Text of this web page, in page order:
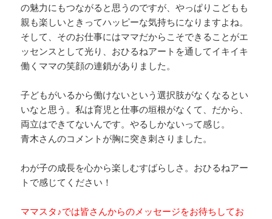
の魅力にもつながると思うのですが、やっぱりこどもも
親も楽しいときってハッピーな気持ちになりますよね。
そして、そのお仕事にはママだからこそできることがエ
ッセンスとして光り、おひるねアートを通してイキイキ
働くママの笑顔の連鎖がありました。
子どもがいるから働けないという選択肢がなくなるとい
いなと思う。私は育児と仕事の垣根がなくて、だから、
両立はできてないんです。やるしかないって感じ。
青木さんのコメントが胸に突き刺さりました。
わが子の成長を心から楽しむすばらしさ。おひるねアー
トで感じてください！
ママスタ♪では皆さんからのメッセージをお待ちしてお